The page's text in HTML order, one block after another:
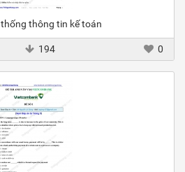
thông tin kế toán
194 0